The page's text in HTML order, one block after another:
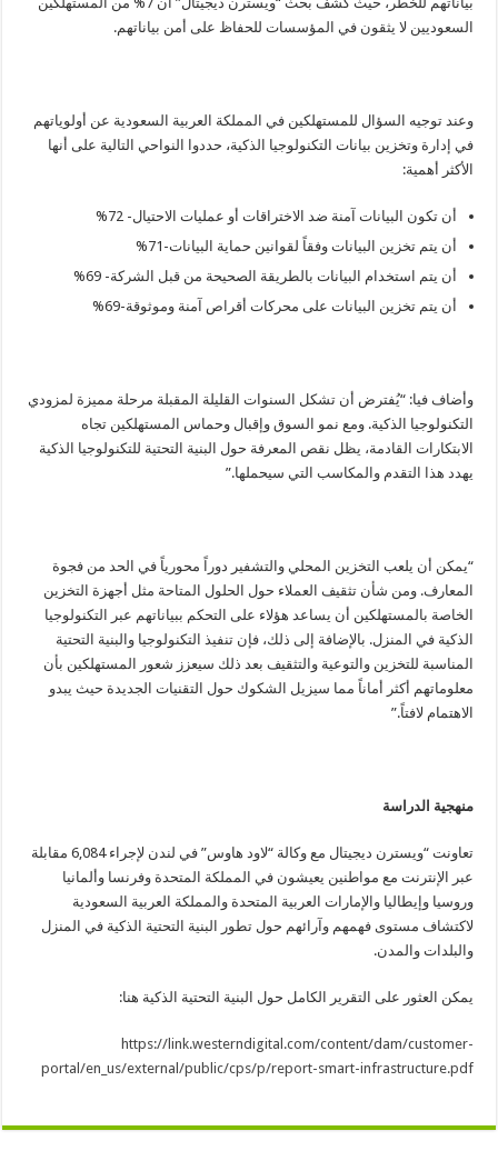
السعوديين لا يثقون في المؤسسات للحفاظ على أمن بياناتهم.
وعند توجيه السؤال للمستهلكين في المملكة العربية السعودية عن أولوياتهم
في إدارة وتخزين بيانات التكنولوجيا الذكية، حددوا النواحي التالية على أنها
الأكثر أهمية:
أن تكون البيانات آمنة ضد الاختراقات أو عمليات الاحتيال- 72%
أن يتم تخزين البيانات وفقاً لقوانين حماية البيانات-71%
أن يتم استخدام البيانات بالطريقة الصحيحة من قبل الشركة- 69%
أن يتم تخزين البيانات على محركات أقراص آمنة وموثوقة-69%
وأضاف فيا: “يُفترض أن تشكل السنوات القليلة المقبلة مرحلة مميزة لمزودي
التكنولوجيا الذكية. ومع نمو السوق وإقبال وحماس المستهلكين تجاه
الابتكارات القادمة، يظل نقص المعرفة حول البنية التحتية للتكنولوجيا الذكية
يهدد هذا التقدم والمكاسب التي سيحملها.”
“يمكن أن يلعب التخزين المحلي والتشفير دوراً محورياً في الحد من فجوة
المعارف. ومن شأن تثقيف العملاء حول الحلول المتاحة مثل أجهزة التخزين
الخاصة بالمستهلكين أن يساعد هؤلاء على التحكم ببياناتهم عبر التكنولوجيا
الذكية في المنزل. بالإضافة إلى ذلك، فإن تنفيذ التكنولوجيا والبنية التحتية
المناسبة للتخزين والتوعية والتثقيف بعد ذلك سيعزز شعور المستهلكين بأن
معلوماتهم أكثر أماناً مما سيزيل الشكوك حول التقنيات الجديدة حيث يبدو
الاهتمام لافتاً.”
منهجية الدراسة
تعاونت “ويسترن ديجيتال مع وكالة “لاود هاوس” في لندن لإجراء 6,084 مقابلة
عبر الإنترنت مع مواطنين يعيشون في المملكة المتحدة وفرنسا وألمانيا
وروسيا وإيطاليا والإمارات العربية المتحدة والمملكة العربية السعودية
لاكتشاف مستوى فهمهم وآرائهم حول تطور البنية التحتية الذكية في المنزل
والبلدات والمدن.
يمكن العثور على التقرير الكامل حول البنية التحتية الذكية هنا:
https://link.westerndigital.com/content/dam/customer-
portal/en_us/external/public/cps/p/report-smart-infrastructure.pdf